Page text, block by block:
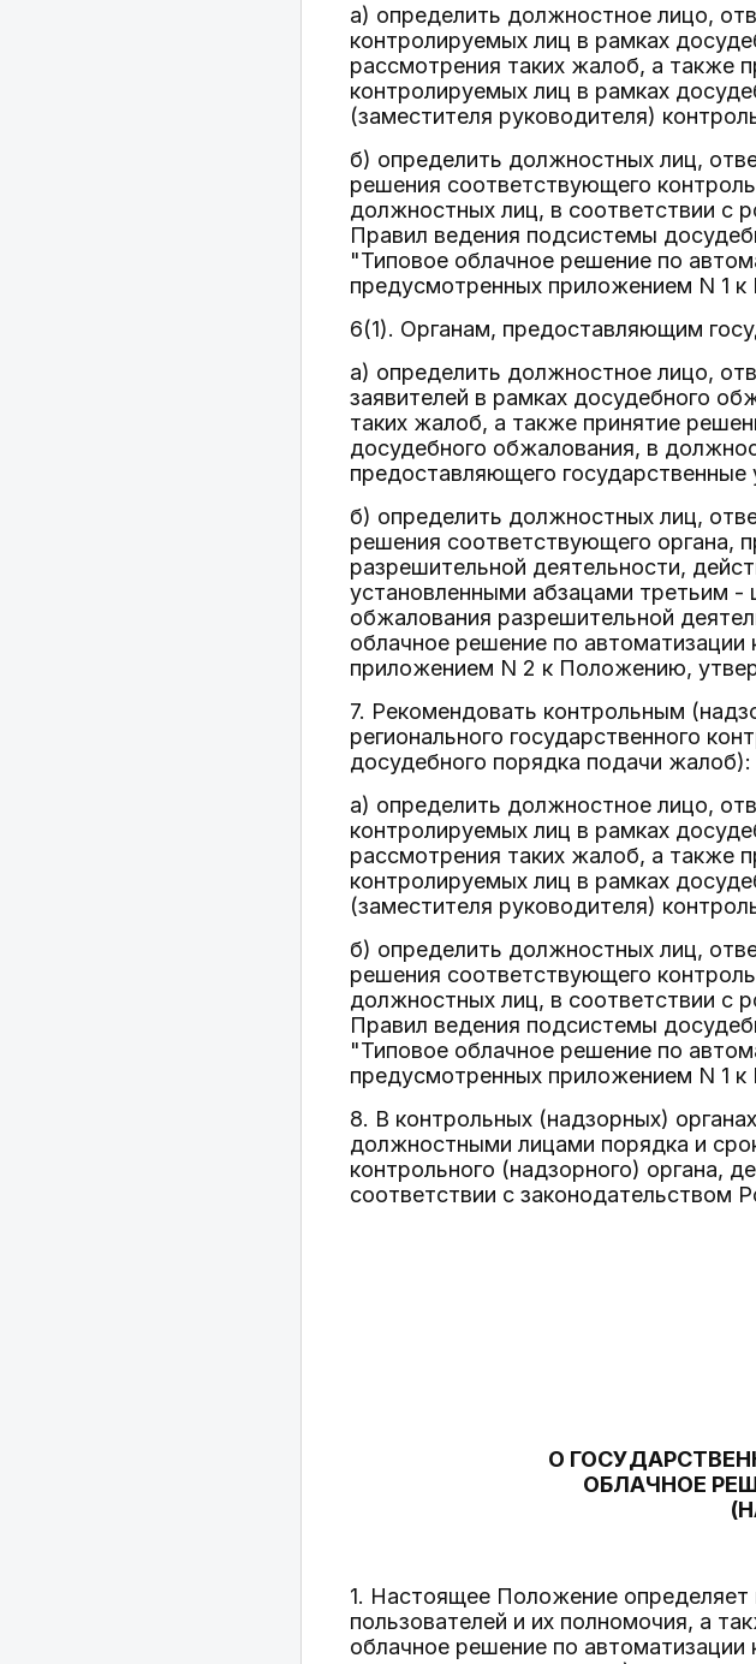
а) определить должностное лицо,
контролируемых лиц в рамках
рассмотрения таких жалоб, а также
контролируемых лиц в рамках
(заместителя руководителя)
б) определить должностных лиц,
решения соответствующего
должностных лиц, в соответствии с
Правил ведения подсистемы
"Типовое облачное решение по
предусмотренных приложением N 1
6(1). Органам, предоставляющим
а) определить должностное лицо,
заявителей в рамках досудебного
таких жалоб, а также принятие
досудебного обжалования, в
предоставляющего государственные
б) определить должностных лиц,
решения соответствующего органа,
разрешительной деятельности,
установленными абзацами третьим
обжалования разрешительной
облачное решение по
приложением N 2 к Положению,
7. Рекомендовать контрольным
регионального государственного
досудебного порядка подачи жалоб):
а) определить должностное лицо,
контролируемых лиц в рамках
рассмотрения таких жалоб, а также
контролируемых лиц в рамках
(заместителя руководителя)
б) определить должностных лиц,
решения соответствующего
должностных лиц, в соответствии с
Правил ведения подсистемы
"Типовое облачное решение по
предусмотренных приложением N 1
8. В контрольных (надзорных)
должностными лицами порядка и
контрольного (надзорного) органа,
соответствии с законодательством
О
ОБЛАЧНОЕ
1. Настоящее Положение определяет
пользователей и их полномочия, а
облачное решение по